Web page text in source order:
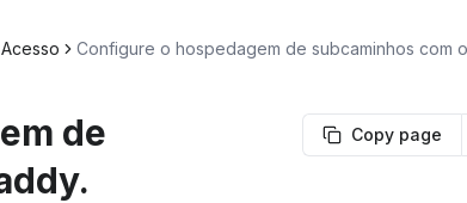
Configure o hospedagem de subcaminhos com
de
Copy page